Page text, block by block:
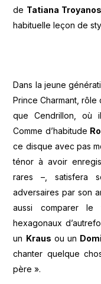
de Tatiana Troyanos
habituelle leçon de
Dans la jeune
Prince Charmant,
que Cendrillon, où
Comme d’habitude
ce disque avec pas
ténor à avoir
rares –, satisfera
adversaires par son
aussi comparer le
hexagonaux
un Kraus ou un
chanter quelque
père ».